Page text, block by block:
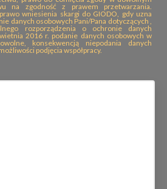
na zgodność z prawem przetwarzania.
wniesienia skargi do GIODO, gdy uzna
danych osobowych Pani/Pana dotyczących ,
rozporządzenia o ochronie danych
2016 r. podanie danych osobowych w
konsekwencją niepodania danych
podjęcia współpracy.